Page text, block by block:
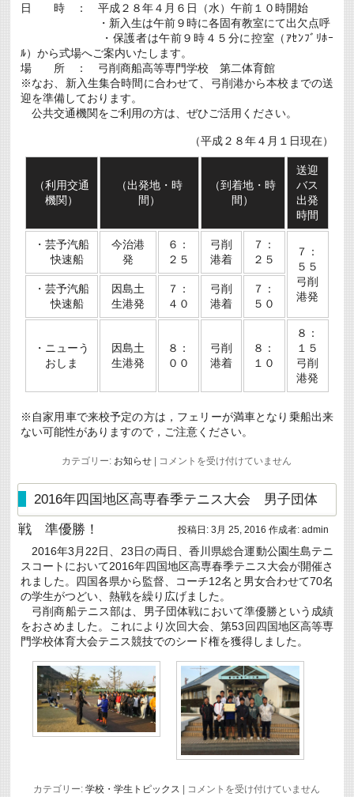
い
て
(平
成
２
８
年
月
４
日 時 ： 平成２８年４月６日（水）午前１０時開始
・新入生は午前９時に各固有教室にて出欠点呼
・保護者は午前９時４５分に控室（ｱｾﾝﾌﾞﾘﾎｰ
ﾙ）から式場へご案内いたします。
場 所 ： 弓削商船高等専門学校 第二体育館
※なお、新入生集合時間に合わせて、弓削港から本校までの送
迎を準備しております。
公共交通機関をご利用の方は、ぜひご活用ください。
（平成２８年４月１日現在）
（利用交通
機関）
（出発地・時
間）
（到着地・時
間）
送迎
バス
出発
時間
・芸予汽船
快速船
今治港
発
６：
２５
弓削
港着
７：
２５
７：
５５
弓削
港発
・芸予汽船
快速船
因島土
生港発
７：
４０
弓削
港着
７：
５０
・ニューう
おしま
因島土
生港発
８：
００
弓削
港着
８：
１０
８：
１５
弓削
港発
※自家用車で来校予定の方は，フェリーが満車となり乗船出来
ない可能性がありますので，ご注意ください。
カテゴリー: お知らせ
平
２
８
年
度
式
の
開
催
に
つ
い
て
は
コメントを受け付けていません
2016年四国地区高専春季テニス大会 男子団体
戦 準優勝！
投稿日: 3月 25, 2016 作成者: admin
2016年3月22日、23日の両日、香川県総合運動公園生島テニ
スコートにおいて2016年四国地区高専春季テニス大会が開催さ
れました。四国各県から監督、コーチ12名と男女合わせて70名
の学生がつどい、熱戦を繰り広げました。
弓削商船テニス部は、男子団体戦において準優勝という成績
をおさめました。これにより次回大会、第53回四国地区高等専
門学校体育大会テニス競技でのシード権を獲得しました。
カテゴリー: 学校・学生トピックス
2016
コメントを受け付けていません